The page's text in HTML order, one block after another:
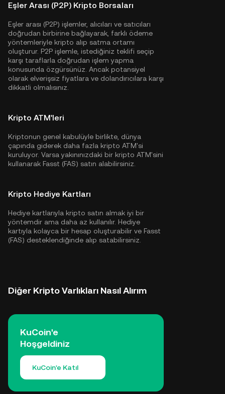
Eşler Arası (P2P) Kripto Borsaları
Eşler arası (P2P) işlemler, alıcıları ve satıcıları
doğrudan birbirine bağlayarak, farklı ödeme
yöntemleriyle kripto alıp satma ortamı
oluşturur. P2P işlemle, istediğiniz teklifi seçip
karşı taraflarla doğrudan işlem yapma
konusunda özgürsünüz. Ancak potansiyel
olarak elverişsiz fiyatlara ve dolandırıcılara karşı
dikkatli olmalısınız.
Kripto ATM'leri
Kriptonun genel kabulüyle birlikte, dünya
çapında giderek daha fazla kripto ATM'si
kuruluyor. Varsa yakınınızdaki bir kripto ATM'sini
kullanarak Fasst (FAS) satın alabilirsiniz.
Kripto Hediye Kartları
Hediye kartlarıyla kripto satın almak iyi bir
yöntemdir ama daha az kullanılır. Hediye
kartıyla kolayca bir hesap oluşturabilir ve Fasst
(FAS) desteklendiğinde alıp satabilirsiniz.
Diğer Kripto Varlıkları Nasıl Alırım
KuCoin'e
Hoşgeldiniz
KuCoin'e Katıl